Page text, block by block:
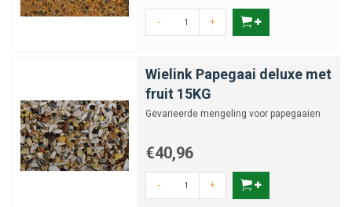
- +
Wielink Papegaai deluxe met
fruit 15KG
Gevarieerde mengeling voor papegaaien
€40,96
- +